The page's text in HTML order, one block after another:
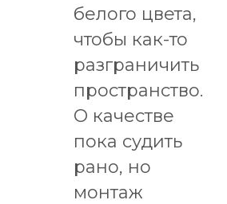
белого цвета,
чтобы как-то
разграничить
пространство.
О качестве
пока судить
рано, но
монтаж